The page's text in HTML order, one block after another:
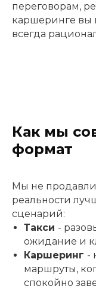
переговорам,
каршеринге вы
всегда
Как мы
формат
Мы не
реальности
сценарий:
Такси -
ожидание и
Каршеринг -
маршруты,
спокойно